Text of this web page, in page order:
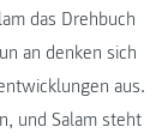
das Drehbuch
an denken sich
aus.
und Salam steht